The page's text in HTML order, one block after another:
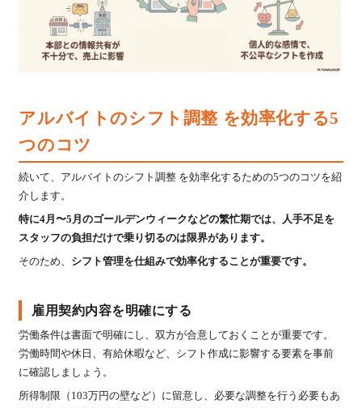
アルバイトのシフト調整 を効率化する5
つのコツ
続いて、アルバイトのシフト調整 を効率化するための5つのコツを紹
介します。
特に4月〜5月のゴールデンウィークなどの繁忙期では、人手不足を
スタッフの負担だけで乗り切るのは限界があります。
そのため、 シフト管理を仕組みで効率化することが重要です。
雇用契約内容を明確にする
労働条件は書面で明確にし、双方が合意しておくことが重要です。
労働時間や休日、有給休暇など、シフト作成に影響する要素を事前
に確認しましょう。
所得制限（103万円の壁など）に留意し、必要な調整を行う必要もあ